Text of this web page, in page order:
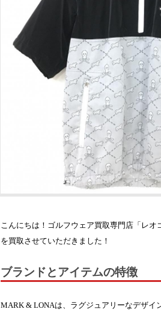
こんにちは！ゴルフウェア買取専門店「レ
を買取させていただきました！
ブランドとアイテムの特徴
MARK & LONAは、ラグジュアリーなデザイ